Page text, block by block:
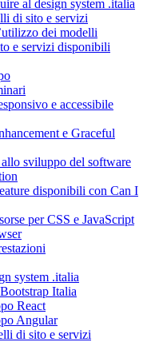
al design system .italia
di sito e servizi
dei modelli
e servizi disponibili
e accessibile
e Graceful
sviluppo del software
disponibili con Can I
per CSS e JavaScript
system .italia
Italia
React
Angular
di sito e servizi